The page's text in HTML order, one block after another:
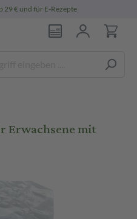
29 € und für E-Rezepte
Erwachsene mit